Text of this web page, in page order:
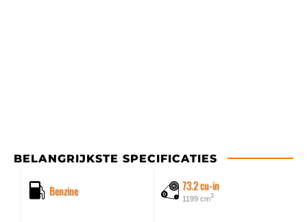
BELANGRIJKSTE SPECIFICATIES
Benzine 73.2 cu-in
1199 cm3